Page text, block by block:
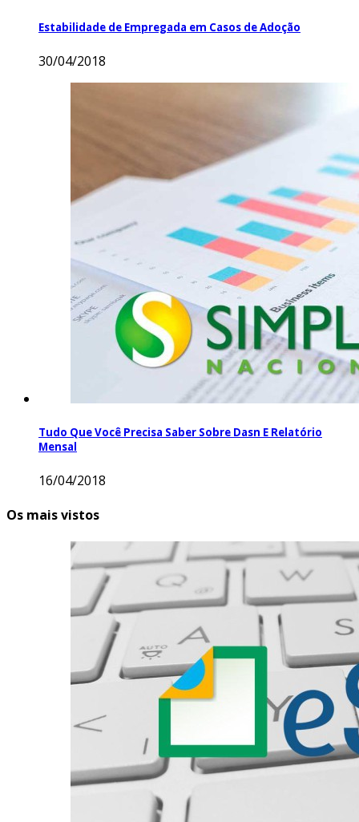
Estabilidade de Empregada em Casos de Adoção
30/04/2018
Tudo Que Você Precisa Saber Sobre Dasn E Relatório
Mensal
16/04/2018
Os mais vistos